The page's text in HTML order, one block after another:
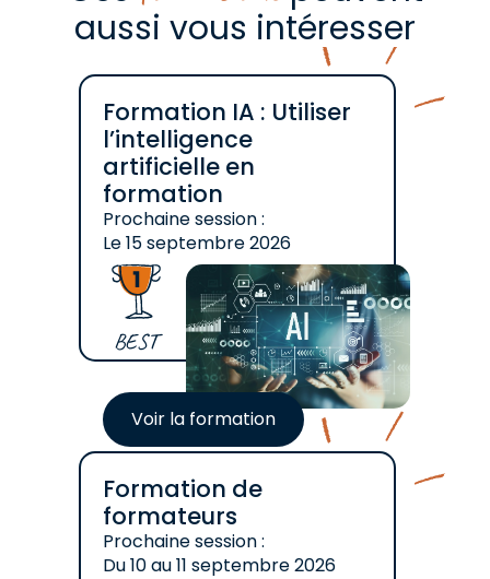
aussi vous intéresser
Formation IA : Utiliser
l’intelligence
artificielle en
formation
BEST
Prochaine session :
Le15 septembre 2026
Voir la formation
Formation de
formateurs
Prochaine session :
Du10au11 septembre 2026